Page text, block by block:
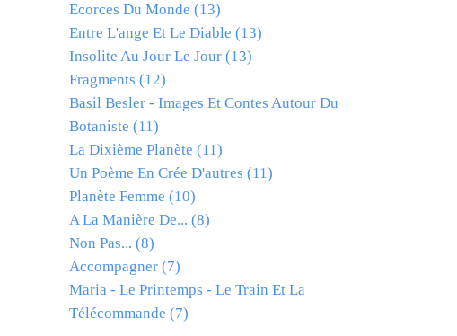
Ecorces Du Monde (13)
Entre L'ange Et Le Diable (13)
Insolite Au Jour Le Jour (13)
Fragments (12)
Basil Besler - Images Et Contes Autour Du
Botaniste (11)
La Dixième Planète (11)
Un Poème En Crée D'autres (11)
Planète Femme (10)
A La Manière De... (8)
Non Pas... (8)
Accompagner (7)
Maria - Le Printemps - Le Train Et La
Télécommande (7)